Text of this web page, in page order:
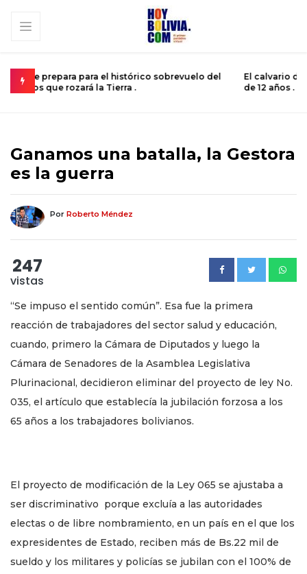
El calvario de un joven atrapado en el cuerpo de un niño
de 12 años .
Ganamos una batalla, la Gestora
es la guerra
Por Roberto Méndez
247
vistas
“Se impuso el sentido común”. Esa fue la primera
reacción de trabajadores del sector salud y educación,
cuando, primero la Cámara de Diputados y luego la
Cámara de Senadores de la Asamblea Legislativa
Plurinacional, decidieron eliminar del proyecto de ley No.
035, el artículo que establecía la jubilación forzosa a los
65 años a los trabajadores bolivianos.
El proyecto de modificación de la Ley 065 se ajustaba a
ser discriminativo porque excluía a las autoridades
electas o de libre nombramiento, en un país en el que los
expresidentes de Estado, reciben más de Bs.22 mil de
sueldo y los militares y policías se jubilan con el 100% de